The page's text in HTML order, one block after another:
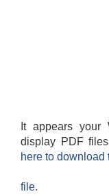
It appears your
display PDF
here to download
file.